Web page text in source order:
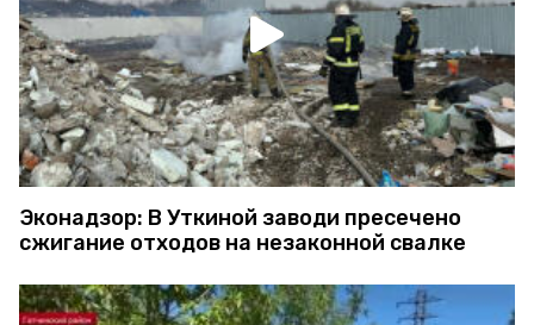
Эконадзор: В Уткиной заводи пресечено
сжигание отходов на незаконной свалке